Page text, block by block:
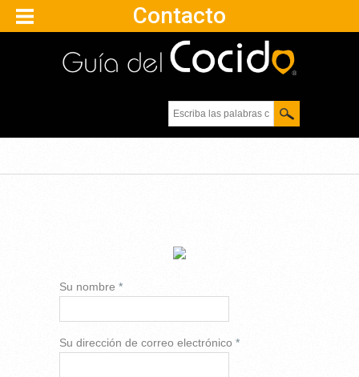
Contacto
Escriba las palabras
clave.
Su nombre *
Su dirección de correo electrónico *